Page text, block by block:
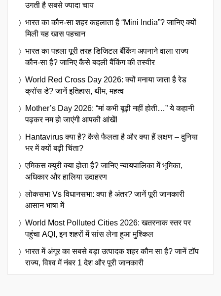
उगती है सबसे ज्यादा चाय
भारत का कौन-सा शहर कहलाता है “Mini India”? जानिए क्यों
मिली यह खास पहचान
भारत का पहला पूरी तरह डिजिटल बैंकिंग अपनाने वाला राज्य
कौन-सा है? जानिए कैसे बदली बैंकिंग की तस्वीर
World Red Cross Day 2026: क्यों मनाया जाता है रेड
क्रॉस डे? जानें इतिहास, थीम, महत्व
Mother’s Day 2026: “मां कभी बूढ़ी नहीं होती…” ये कहानी
पढ़कर नम हो जाएंगी आपकी आंखें!
Hantavirus क्या है? कैसे फैलता है और क्या हैं लक्षण – दुनिया
भर में क्यों बढ़ी चिंता?
एमिकस क्यूरी क्या होता है? जानिए न्यायपालिका में भूमिका,
अधिकार और हालिया उदाहरण
लोकसभा Vs विधानसभा: क्या है अंतर? जानें पूरी जानकारी
आसान भाषा में
World Most Polluted Cities 2026: खतरनाक स्तर पर
पहुंचा AQI, इन शहरों में सांस लेना हुआ मुश्किल
भारत में अंगूर का सबसे बड़ा उत्पादक शहर कौन सा है? जानें टॉप
राज्य, विश्व में नंबर 1 देश और पूरी जानकारी